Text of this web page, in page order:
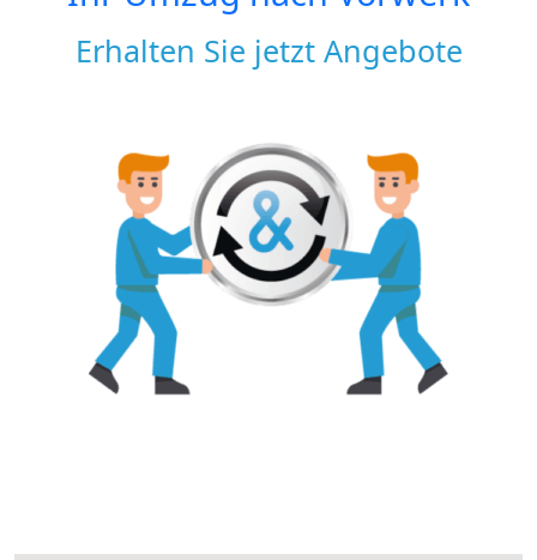
Erhalten Sie jetzt Angebote